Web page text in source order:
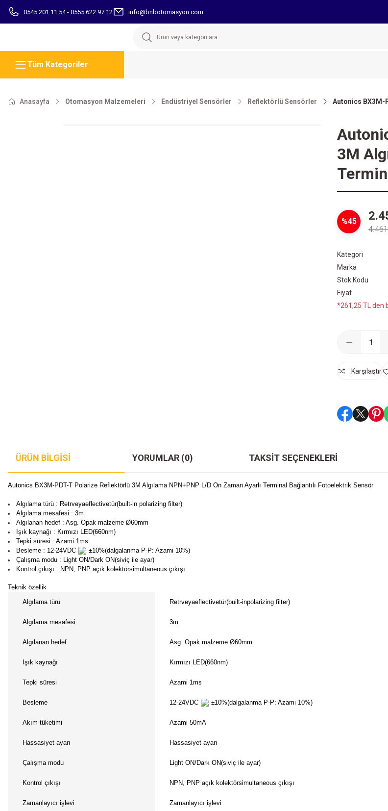
0545 201 11 54 - 0555 622 97 12 info@bnbotomasyon.com
Tüm Kategoriler
Anasayfa Otomasyon Malzemeleri Endüstriyel Sensörler Reflektörlü Sensörler Autonics BX3M-
3M
%45
Kategori
Marka
Stok Kodu
Fiyat
*261,25 TL den
Karşılaştır
ÜRÜN BILGISI YORUMLAR (0) TAKSIT SEÇENEKLERI
Autonics BX3M-PDT-T Polarize Reflektörlü 3M Algılama NPN+PNP L/D On Zaman Ayarlı Terminal Bağlantılı Fotoelektrik Sensör
Algılama türü : Retrveyaeflectivetür(built-in polarizing filter)
Algılama mesafesi : 3m
Algılanan hedef : Asg. Opak malzeme Ø60mm
Işık kaynağı : Kırmızı LED(660nm)
Tepki süresi : Azami 1ms
Besleme : 12-24VDC
±10%(dalgalanma P-P: Azami 10%)
Çalışma modu : Light ON/Dark ON(siviç ile ayar)
Kontrol çıkışı : NPN, PNP açık kolektörsimultaneous çıkışı
Teknik özellik
Algılama türü
Retrveyaeflectivetür(built-inpolarizing filter)
Algılama mesafesi 3m
Algılanan hedef Asg. Opak malzeme Ø60mm
Işık kaynağı Kırmızı LED(660nm)
Tepki süresi Azami 1ms
Besleme 12-24VDC ±10%(dalgalanma P-P: Azami 10%)
Akım tüketimi Azami 50mA
Hassasiyet ayarı Hassasiyet ayarı
Çalışma modu Light ON/Dark ON(siviç ile ayar)
Kontrol çıkışı NPN, PNP açık kolektörsimultaneous çıkışı
Zamanlayıcı işlevi Zamanlayıcı işlevi